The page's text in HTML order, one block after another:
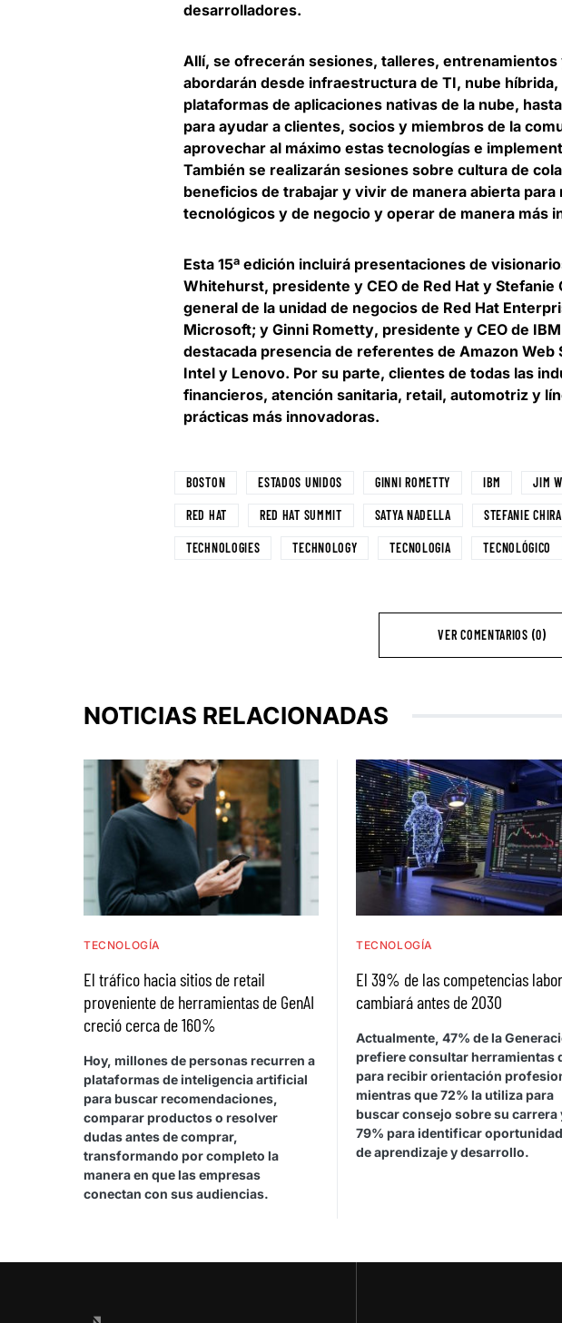
desarrolladores.
Allí, se ofrecerán sesiones, talleres,
abordarán desde infraestructura de TI, nube
plataformas de aplicaciones nativas de la nube,
para ayudar a clientes, socios y miembros de la
aprovechar al máximo estas tecnologías e
También se realizarán sesiones sobre cultura de
beneficios de trabajar y vivir de manera abierta
tecnológicos y de negocio y operar de manera más
Esta 15ª edición incluirá presentaciones de
Whitehurst, presidente y CEO de Red Hat y Stefanie
general de la unidad de negocios de Red Hat
Microsoft; y Ginni Rometty, presidente y CEO de
destacada presencia de referentes de Amazon Web
Intel y Lenovo. Por su parte, clientes de todas las
financieros, atención sanitaria, retail, automotriz y
prácticas más innovadoras.
BOSTON ESTADOS UNIDOS GINNI ROMETTY IBM JIM
RED HAT RED HAT SUMMIT SATYA NADELLA STEFANIE
TECHNOLOGIES TECHNOLOGY TECNOLOGIA TECNOLÓGICO
VER COMENTARIOS (0)
NOTICIAS RELACIONADAS
TECNOLOGÍA
El tráfico hacia sitios de retail
proveniente de herramientas de GenAI
creció cerca de 160%
Hoy, millones de personas recurren a
plataformas de inteligencia artificial
para buscar recomendaciones,
comparar productos o resolver
dudas antes de comprar,
transformando por completo la
manera en que las empresas
conectan con sus audiencias.
TECNOLOGÍA
El 39% de las competencias
cambiará antes de 2030
Actualmente, 47% de la
prefiere consultar herramientas
para recibir orientación
mientras que 72% la utiliza para
buscar consejo sobre su carrera
79% para identificar
de aprendizaje y desarrollo.